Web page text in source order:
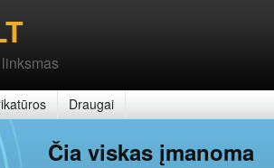
Draugai
Čia viskas įmanoma